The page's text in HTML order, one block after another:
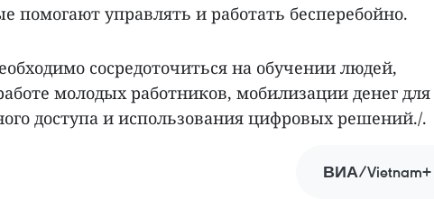
помогают управлять и работать бесперебойно.
сосредоточиться на обучении людей,
молодых работников, мобилизации денег для
доступа и использования цифровых решений./.
ВИА/Vietnam+